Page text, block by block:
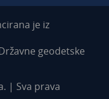
je iz
geodetske
| Sva prava